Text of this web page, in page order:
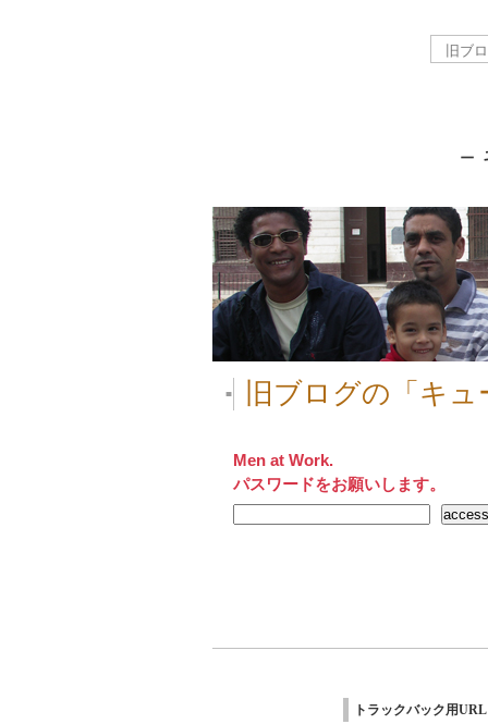
■ 旧ブログの「キ
Men at Work.
パスワードをお願いします。
トラックバック用URL